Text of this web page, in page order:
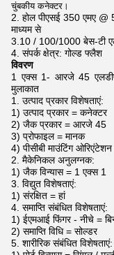
चुंबकीय कनेक्टर।
2. होल पीएसई 350 एमए
माध्यम से
3.10 / 100/1000 बेस-टी
4. संपर्क क्षेत्र: गोल्ड फ्लैश
विवरण
1 एक्स 1- आरजे 45
मुलाकात
1. उत्पाद प्रकार विशेषताएं:
1) उत्पाद प्रकार = कनेक्टर
2) जैक प्रकार = आरजे 45
3) प्रोफाइल = मानक
4) पीसीबी माउंटिंग
2. मैकेनिकल अनुलग्नक:
1) जैक विन्यास = 1 एक्स 1
3. विद्युत विशेषताएं:
1) संरक्षित = हां
4. समाप्ति संबंधित विशेषताएं:
1) ईएमआई फिंगर - नीचे =
2) समाप्ति विधि = सोल्डर
5. शारीरिक संबंधित विशेषताएं: